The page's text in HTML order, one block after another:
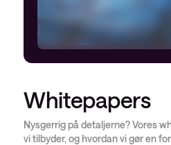
Whitepapers
Nysgerrig på detaljerne? Vores
vi tilbyder, og hvordan vi gør en